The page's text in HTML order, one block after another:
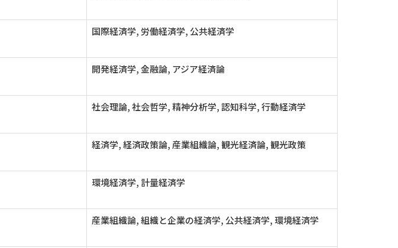
国際経済学, 労働経済学, 公共経済学
開発経済学, 金融論, アジア経済論
社会理論, 社会哲学, 精神分析学, 認知科学, 行動経済学
経済学, 経済政策論, 産業組織論, 観光経済論, 観光政策
環境経済学, 計量経済学
産業組織論, 組織と企業の経済学, 公共経済学, 環境経済学